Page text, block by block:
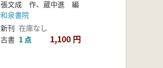
張文成 作、蔵中進 編
和泉書院
新刊 在庫なし
古書 1 点 1,100 円